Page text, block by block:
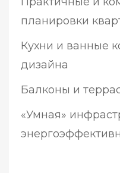
планировки
Кухни и ванные
дизайна
Балконы и
«Умная»